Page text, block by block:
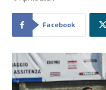
Facebook